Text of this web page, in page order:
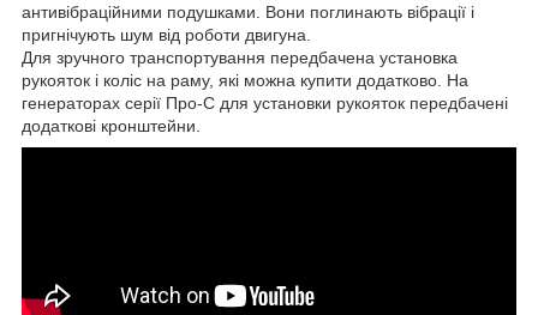
антивібраційними подушками. Вони поглинають вібрації і
пригнічують шум від роботи двигуна.
Для зручного транспортування передбачена установка
рукояток і коліс на раму, які можна купити додатково. На
генераторах серії Про-С для установки рукояток передбачені
додаткові кронштейни.